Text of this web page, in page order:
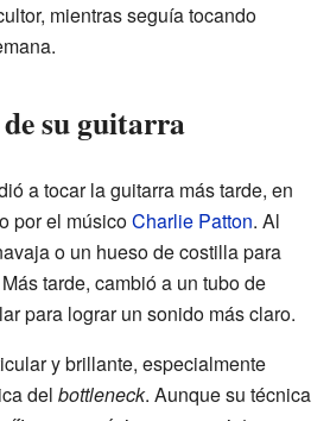
mientras seguía tocando
su guitarra
a tocar la guitarra más tarde, en
por el músicoCharlie Patton. Al
o un hueso de costilla para
tarde, cambió a un tubo de
para lograr un sonido más claro.
y brillante, especialmente
del bottleneck. Aunque su técnica